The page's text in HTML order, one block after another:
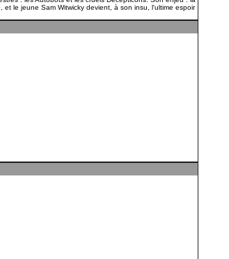
le jeune Sam Witwicky devient, à son insu, l'ultime espoir